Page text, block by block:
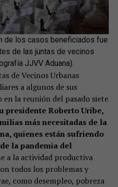
de los casos beneficiados fue
de las juntas de vecinos
JJVV Aduana).
de Vecinos Urbanas
a algunos de sus
en la reunión del pasado siete
presidente Roberto Uribe,
más necesitadas de la
quienes están sufriendo
la pandemia del
a la actividad productiva
todos los problemas y
como desempleo, pobreza